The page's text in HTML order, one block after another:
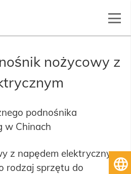
nożycowy z
podnośnika
w Chinach
z napędem elektrycznym
rodzaj sprzętu do